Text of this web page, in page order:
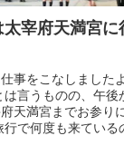
宰府天満宮に
事をこなしました
言うものの、午後
天満宮までお参り
で何度も来ている